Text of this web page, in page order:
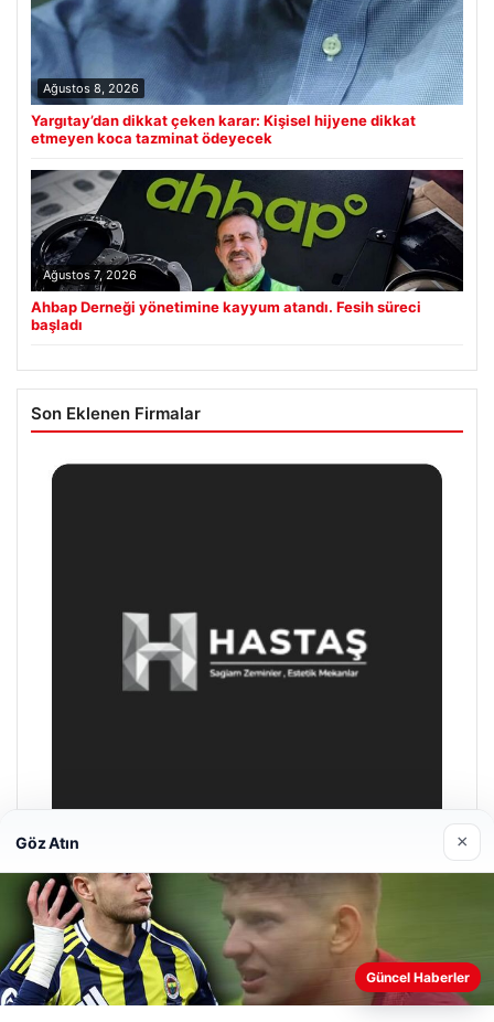
Ağustos 8, 2026
Yargıtay’dan dikkat çeken karar: Kişisel hijyene dikkat
etmeyen koca tazminat ödeyecek
Ağustos 7, 2026
Ahbap Derneği yönetimine kayyum atandı. Fesih süreci
başladı
Son Eklenen Firmalar
Enes Kaplan Avukatlık Bürosu
Nisan 28, 2026
Göz Atın ×
Güncel Haberler